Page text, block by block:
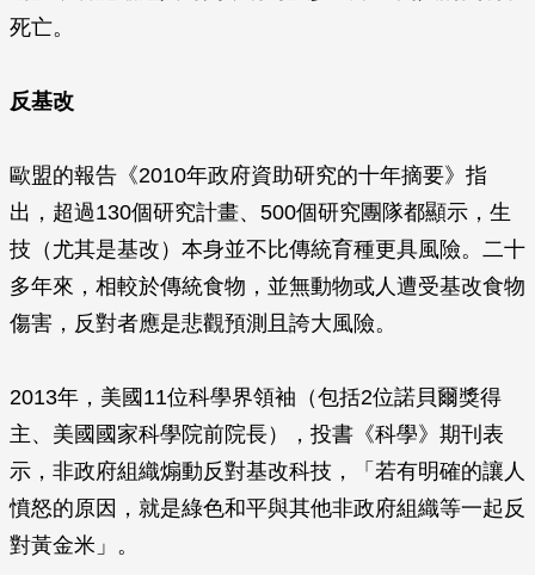
死亡。
反基改
歐盟的報告《2010年政府資助研究的十年摘要》指
出，超過130個研究計畫、500個研究團隊都顯示，生
技（尤其是基改）本身並不比傳統育種更具風險。二十
多年來，相較於傳統食物，並無動物或人遭受基改食物
傷害，反對者應是悲觀預測且誇大風險。
2013年，美國11位科學界領袖（包括2位諾貝爾獎得
主、美國國家科學院前院長），投書《科學》期刊表
示，非政府組織煽動反對基改科技，「若有明確的讓人
憤怒的原因，就是綠色和平與其他非政府組織等一起反
對黃金米」。